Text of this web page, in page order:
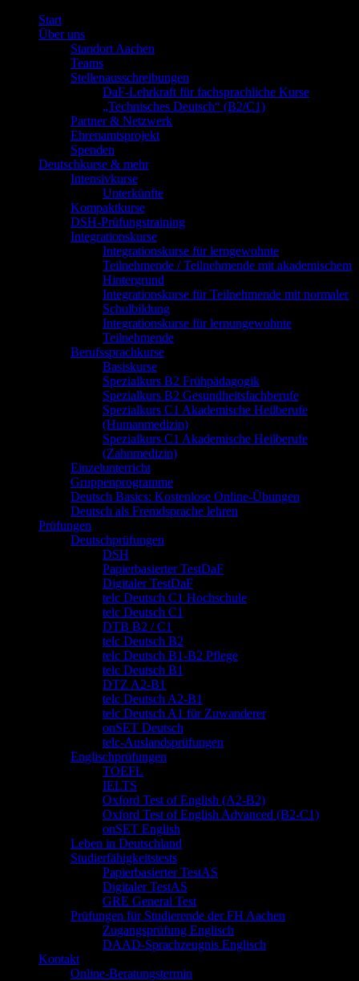
Start
Über uns
Standort Aachen
Teams
Stellenausschreibungen
DaF-Lehrkraft für fachsprachliche Kurse
„Technisches Deutsch“ (B2/C1)
Partner & Netzwerk
Ehrenamtsprojekt
Spenden
Deutschkurse & mehr
Intensivkurse
Unterkünfte
Kompaktkurse
DSH-Prüfungstraining
Integrationskurse
Integrationskurse für lerngewohnte
Teilnehmende / Teilnehmende mit akademischem
Hintergrund
Integrationskurse für Teilnehmende mit normaler
Schulbildung
Integrationskurse für lernungewohnte
Teilnehmende
Berufssprachkurse
Basiskurse
Spezialkurs B2 Frühpädagogik
Spezialkurs B2 Gesundheitsfachberufe
Spezialkurs C1 Akademische Heilberufe
(Humanmedizin)
Spezialkurs C1 Akademische Heilberufe
(Zahnmedizin)
Einzelunterricht
Gruppenprogramme
Deutsch Basics: Kostenlose Online-Übungen
Deutsch als Fremdsprache lehren
Prüfungen
Deutschprüfungen
DSH
Papierbasierter TestDaF
Digitaler TestDaF
telc Deutsch C1 Hochschule
telc Deutsch C1
DTB B2 / C1
telc Deutsch B2
telc Deutsch B1-B2 Pflege
telc Deutsch B1
DTZ A2-B1
telc Deutsch A2-B1
telc Deutsch A1 für Zuwanderer
onSET Deutsch
telc-Auslandsprüfungen
Englischprüfungen
TOEFL
IELTS
Oxford Test of English (A2-B2)
Oxford Test of English Advanced (B2-C1)
onSET English
Leben in Deutschland
Studierfähigkeitstests
Papierbasierter TestAS
Digitaler TestAS
GRE General Test
Prüfungen für Studierende der FH Aachen
Zugangsprüfung Englisch
DAAD-Sprachzeugnis Englisch
Kontakt
Online-Beratungstermin